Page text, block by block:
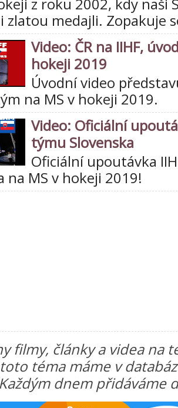
zlatou medajli. Zopakuje
Video: ČR na IIHF,
hokeji 2019
Úvodní video
na MS v hokeji 2019.
Video: Oficiální
týmu Slovenska
Oficiální upoutávka
na MS v hokeji 2019!
filmy, články a videa na
téma máme v
dnem přidáváme